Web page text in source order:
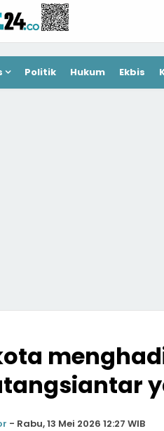
Politik Hukum Ekbis
- Rabu, 13 Mei 2026 12:27 WIB